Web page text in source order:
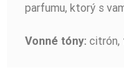
parfumu, ktorý s
Vonné tóny: citrón,